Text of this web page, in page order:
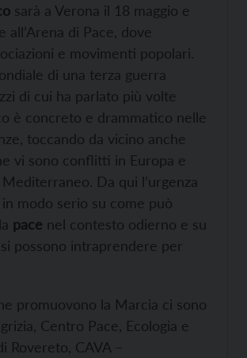
sarà a Verona il 18 maggio e
all’Arena di Pace, dove
e movimenti popolari.
di una terza guerra
di cui ha parlato più volte
è concreto e drammatico nelle
toccando da vicino anche
vi sono conflitti in Europa e
Da qui l’urgenza
modo serio su come può
pace nel contesto odierno e su
possono intraprendere per
promuovono la Marcia ci sono
Centro Pace, Ecologia e
Rovereto, CAVA –